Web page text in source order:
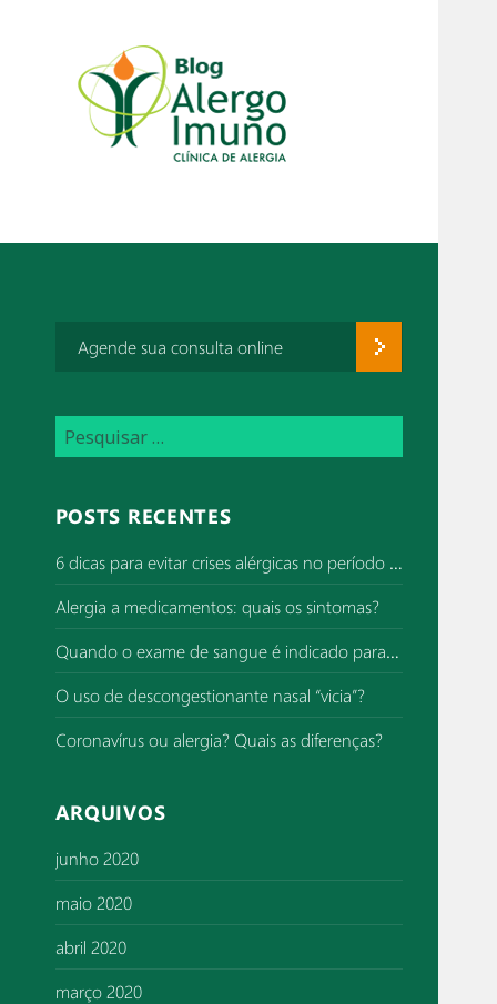
Agende sua consulta online
e
q
i
s
a
r
p
o
r
:
POSTS RECENTES
6 dicas para evitar crises alérgicas no período de superlotação de hospitais
Alergia a medicamentos: quais os sintomas?
Quando o exame de sangue é indicado para investigar alergia?
O uso de descongestionante nasal “vicia”?
Coronavírus ou alergia? Quais as diferenças?
ARQUIVOS
junho 2020
maio 2020
abril 2020
março 2020